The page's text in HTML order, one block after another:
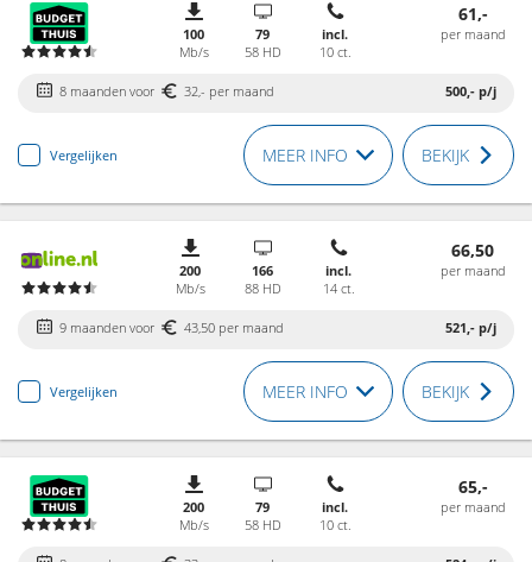
100
Mb/s
79
58 HD
incl.
10 ct.
61,-
per maand
8 maanden voor 32,- per maand 500,- p/j
Vergelijken MEER INFO BEKIJK
200
Mb/s
166
88 HD
incl.
14 ct.
66,50
per maand
9 maanden voor 43,50 per maand 521,- p/j
Vergelijken MEER INFO BEKIJK
200
Mb/s
79
58 HD
incl.
10 ct.
65,-
per maand